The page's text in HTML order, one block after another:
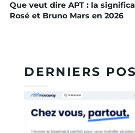
DERNIERS
Que veut dire APT : la
Rosé et Bruno Mars en 2026